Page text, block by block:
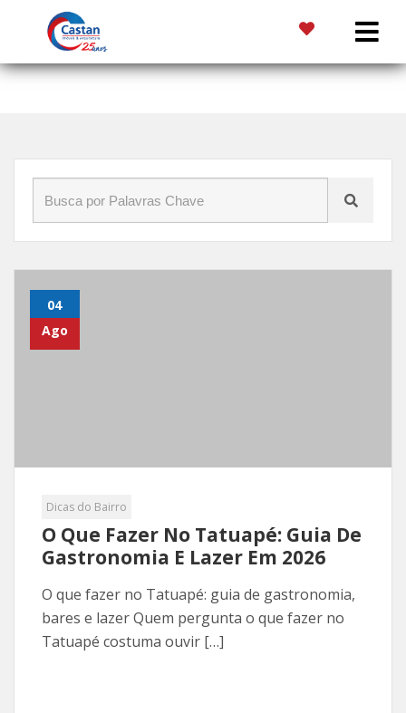
»Blog»área de lazer
04
Ago
Dicas do Bairro
O Que Fazer No Tatuapé: Guia De
Gastronomia E Lazer Em 2026
O que fazer no Tatuapé: guia de gastronomia,
bares e lazer Quem pergunta o que fazer no
Tatuapé costuma ouvir […]